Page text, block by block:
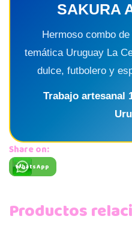
SAKURA
Hermoso combo
temática Uruguay La
dulce, futbolero y
Trabajo artesanal
Share on:
WhatsApp
Productos